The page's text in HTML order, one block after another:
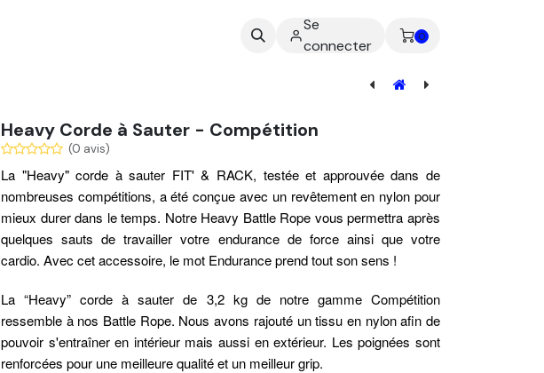
Se
connecter
0
Heavy Corde à Sauter - Compétition
(0 avis)
La "Heavy" corde à sauter FIT' & RACK, testée et approuvée dans de
nombreuses compétitions, a été conçue avec un revêtement en nylon pour
mieux durer dans le temps. Notre Heavy Battle Rope vous permettra après
quelques sauts de travailler votre endurance de force ainsi que votre
cardio. Avec cet accessoire, le mot Endurance prend tout son sens !
La “Heavy” corde à sauter de 3,2 kg de notre gamme Compétition
ressemble à nos Battle Rope. Nous avons rajouté un tissu en nylon afin de
pouvoir s'entraîner en intérieur mais aussi en extérieur. Les poignées sont
renforcées pour une meilleure qualité et un meilleur grip.